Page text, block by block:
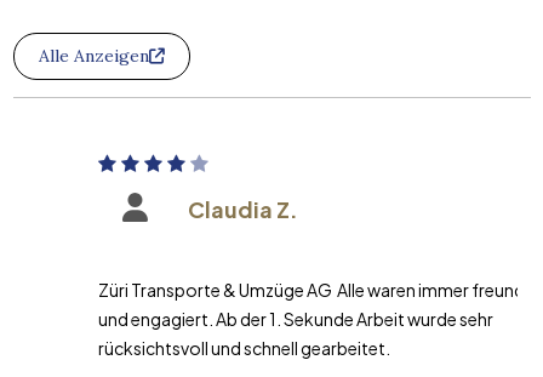
Alle Anzeigen
Claudia Z.
Züri Transporte & Umzüge AG Alle waren immer freundlich
und engagiert. Ab der 1. Sekunde Arbeit wurde sehr
rücksichtsvoll und schnell gearbeitet.